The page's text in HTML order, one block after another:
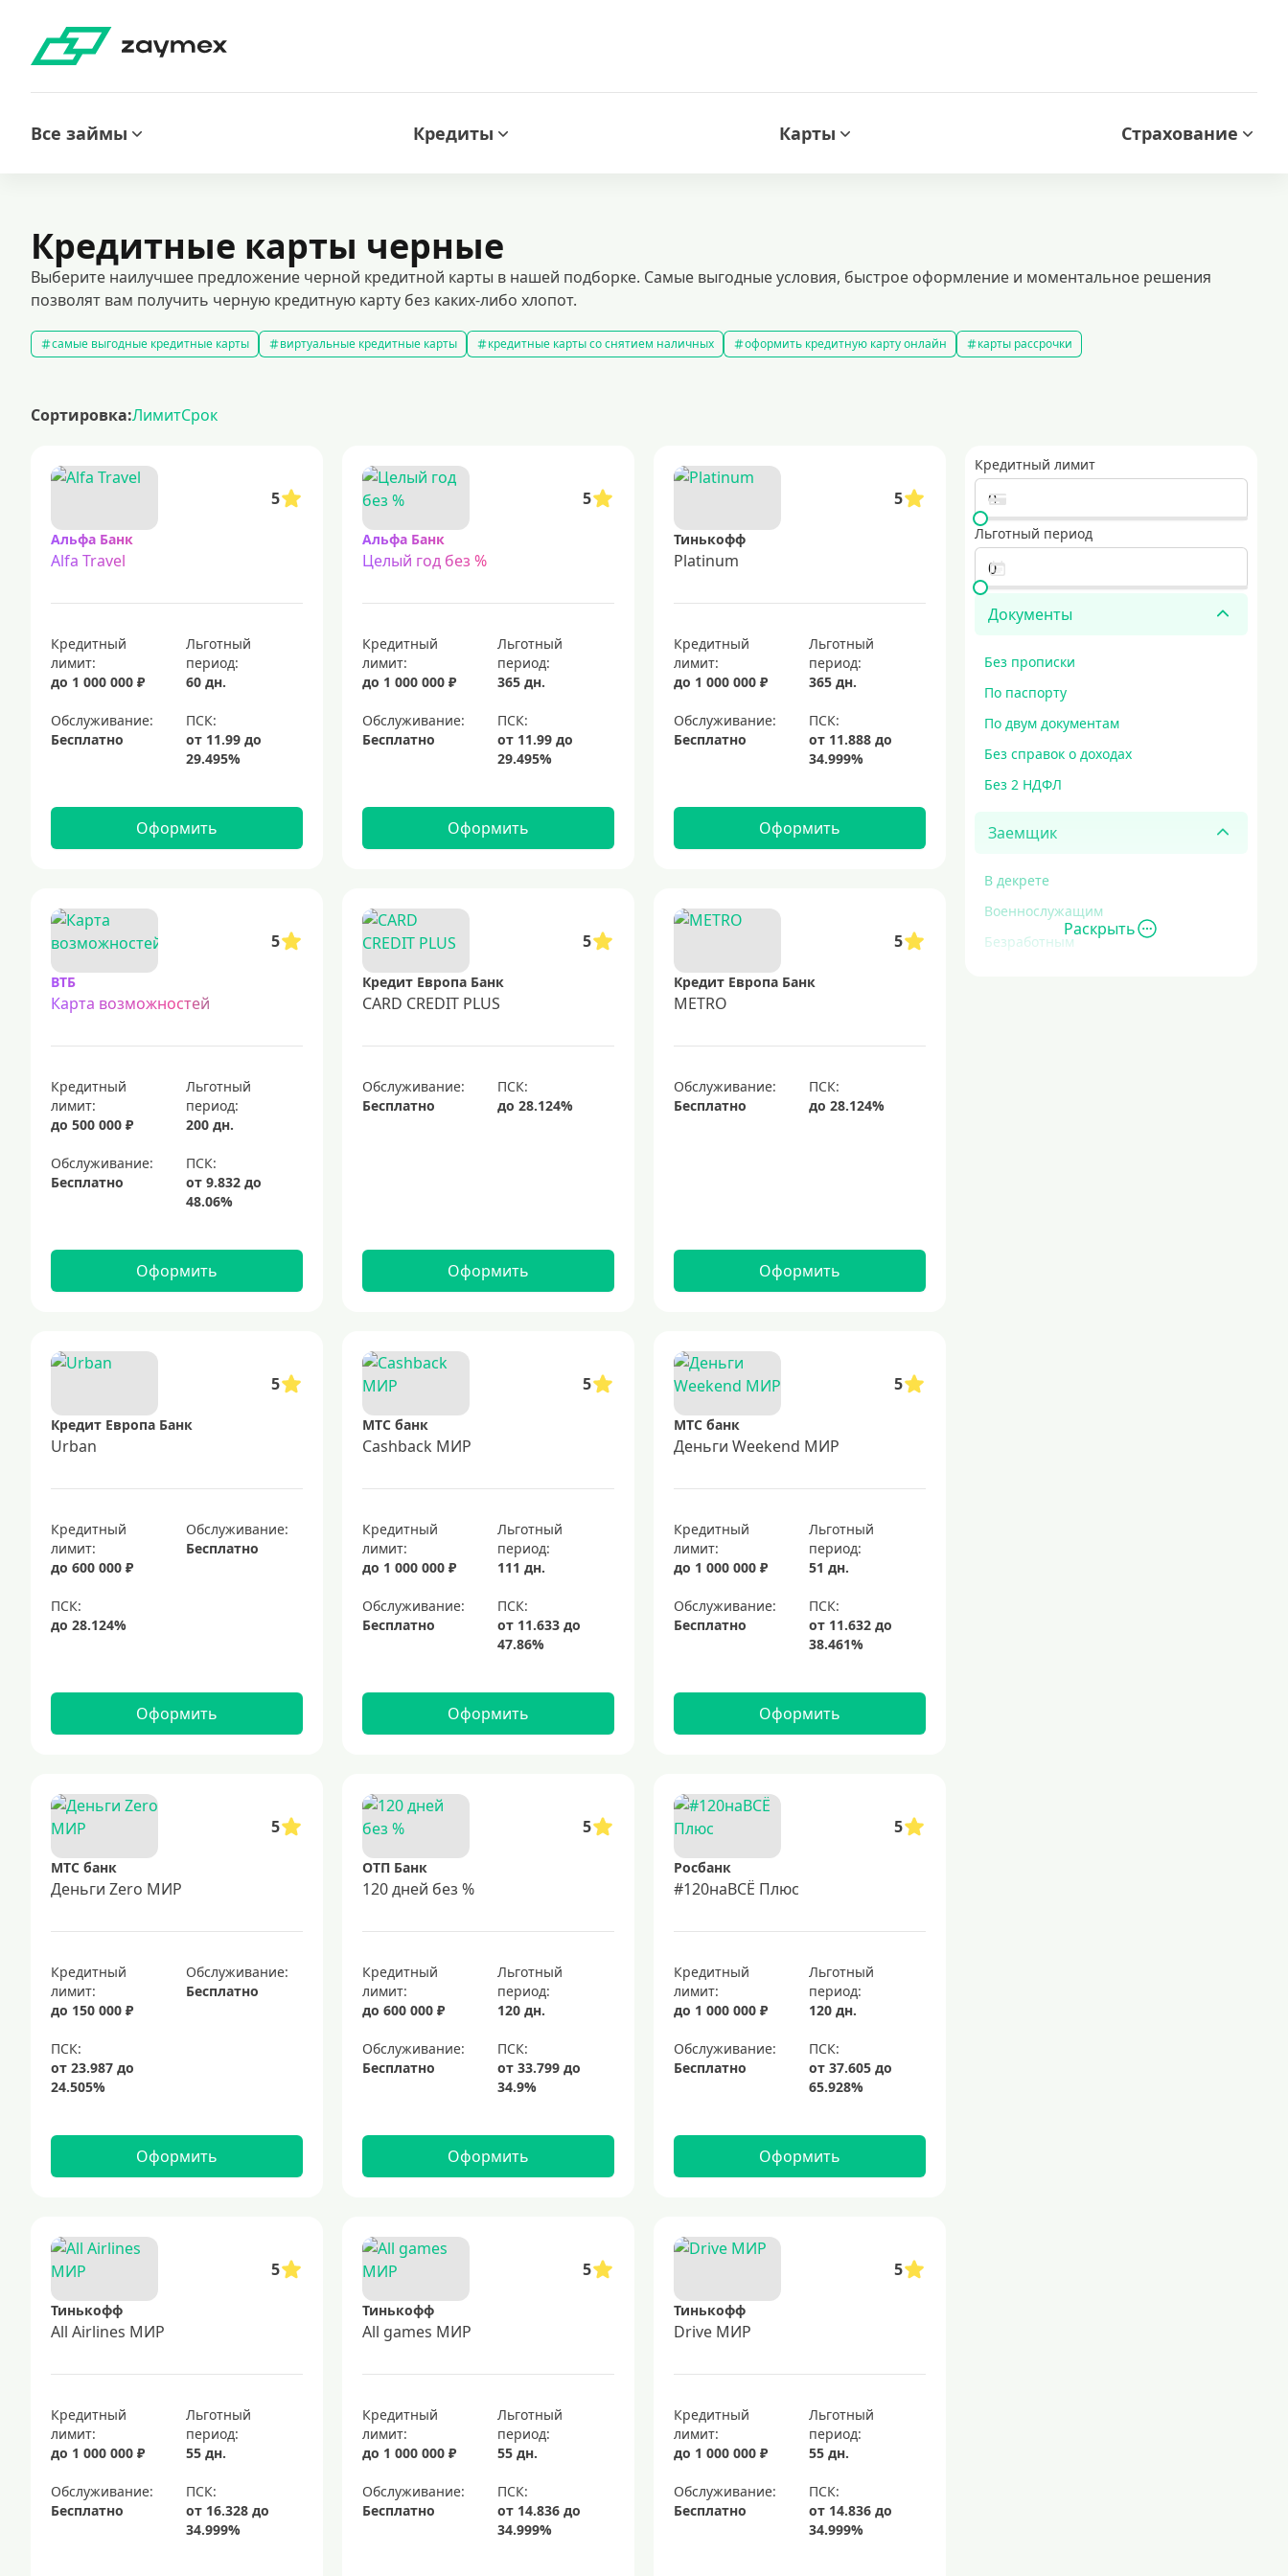
Все займы Кредиты Карты Страхование
Кредитные карты черные
Выберите наилучшее предложение черной кредитной карты в нашей подборке. Самые выгодные условия, быстрое оформление и моментальное решения
позволят вам получить черную кредитную карту без каких-либо хлопот.
самые выгодные кредитные карты виртуальные кредитные карты кредитные карты со снятием наличных оформить кредитную карту онлайн
карты рассрочки
кредитные карты visa
премиальные кредитные карты
Сортировка:ЛимитСрок
Кредитный лимит
Льготный период
Документы
Без прописки
По паспорту
По двум документам
Без справок о доходах
Без 2 НДФЛ
Заемщик
В декрете
Военнослужащим
Безработным
Раскрыть
5
Альфа Банк
Alfa Travel
Кредитный
лимит:
до 1 000 000 ₽
Льготный
период:
60 дн.
Обслуживание:
Бесплатно
Оформить
5
Альфа Банк
Целый год без %
Кредитный
лимит:
до 1 000 000 ₽
Льготный
период:
365 дн.
Обслуживание:
Бесплатно
Оформить
5
Тинькофф
Platinum
Кредитный
лимит:
до 1 000 000 ₽
Льготный
период:
365 дн.
Обслуживание:
Бесплатно
Оформить
5
ВТБ
Карта возможностей
Кредитный
лимит:
до 500 000 ₽
Льготный
период:
200 дн.
Обслуживание:
Бесплатно
Оформить
5
Кредит Европа Банк
CARD CREDIT PLUS
Обслуживание:
Бесплатно
Оформить
5
Кредит Европа Банк
METRO
Обслуживание:
Бесплатно
Оформить
5
Кредит Европа Банк
Urban
Кредитный
лимит:
до 600 000 ₽
Обслуживание:
Бесплатно
Оформить
5
МТС банк
Cashback МИР
Кредитный
лимит:
до 1 000 000 ₽
Льготный
период:
111 дн.
Обслуживание:
Бесплатно
Оформить
5
МТС банк
Деньги Weekend МИР
Кредитный
лимит:
до 1 000 000 ₽
Льготный
период:
51 дн.
Обслуживание:
Бесплатно
Оформить
5
МТС банк
Деньги Zero МИР
Кредитный
лимит:
до 150 000 ₽
Обслуживание:
Бесплатно
Оформить
5
ОТП Банк
120 дней без %
Кредитный
лимит:
до 600 000 ₽
Льготный
период:
120 дн.
Обслуживание:
Бесплатно
Оформить
5
Росбанк
#120наВСЁ Плюс
Кредитный
лимит:
до 1 000 000 ₽
Льготный
период:
120 дн.
Обслуживание:
Бесплатно
Оформить
5
Тинькофф
All Airlines МИР
Кредитный
лимит:
до 1 000 000 ₽
Льготный
период:
55 дн.
Обслуживание:
Бесплатно
5
Тинькофф
All games МИР
Кредитный
лимит:
до 1 000 000 ₽
Льготный
период:
55 дн.
Обслуживание:
Бесплатно
5
Тинькофф
Drive МИР
Кредитный
лимит:
до 1 000 000 ₽
Льготный
период:
55 дн.
Обслуживание:
Бесплатно